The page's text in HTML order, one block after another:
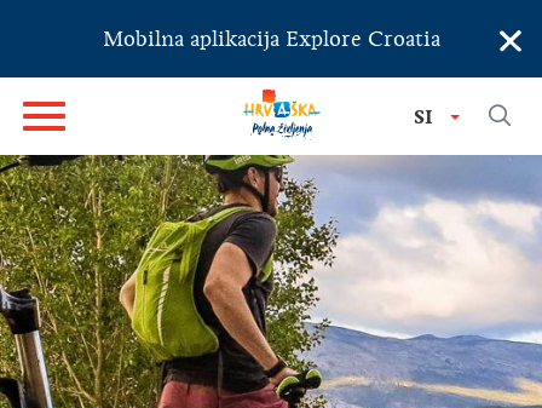
Mobilna aplikacija Explore Croatia ×
SI